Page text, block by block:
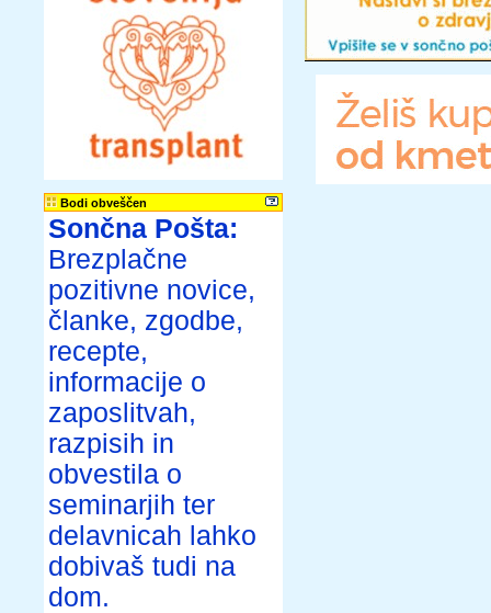
Bodi obveščen
Sončna Pošta:
Brezplačne
pozitivne novice,
članke, zgodbe,
recepte,
informacije o
zaposlitvah,
razpisih in
obvestila o
seminarjih ter
delavnicah lahko
dobivaš tudi na
dom.